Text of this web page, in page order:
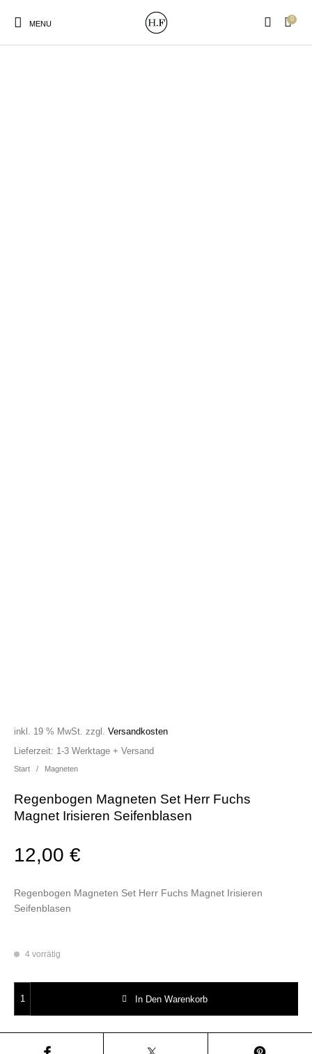
MENU
0
Start / Magneten
Regenbogen Magneten Set Herr Fuchs
Magnet Irisieren Seifenblasen
12,00€
inkl. 19 % MwSt. zzgl.Versandkosten
Regenbogen Magneten Set Herr Fuchs Magnet Irisieren
Seifenblasen
Lieferzeit: 1-3 Werktage + Versand
4 vorrätig
In Den Warenkorb